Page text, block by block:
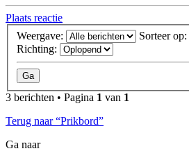
Plaats reactie
Weergave:
Sorteer op:
Richting:
3 berichten • Pagina 1 van 1
Terug naar “Prikbord”
Ga naar